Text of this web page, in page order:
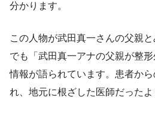
分かります。
この人物が武田真一さんの父親
でも「武田真一アナの父親が整
情報が語られています。患者か
れ、地元に根ざした医師だったよ